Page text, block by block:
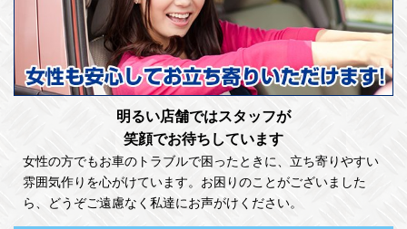
明るい店舗ではスタッフが
笑顔でお待ちしています
女性の方でもお車のトラブルで困ったときに、立ち寄りやすい
雰囲気作りを心がけています。お困りのことがございました
ら、どうぞご遠慮なく私達にお声がけください。